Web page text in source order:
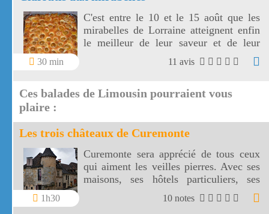
30 min
C'est entre le 10 et le 15 août que les
mirabelles de Lorraine atteignent enfin
le meilleur de leur saveur et de leur
maturité. Voici une façon de les
déguster: un clafoutis aux mirabelles
11 avis
Ces balades de Limousin pourraient vous
plaire :
Les trois châteaux de Curemonte
1h30
Curemonte sera apprécié de tous ceux
qui aiment les veilles pierres. Avec ses
maisons, ses hôtels particuliers, ses
châteaux et ses églises Curemonte
possède un riche patrimoine.
10 notes